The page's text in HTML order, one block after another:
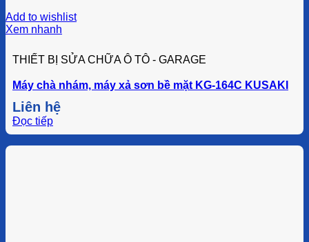
Add to wishlist
Xem nhanh
THIẾT BỊ SỬA CHỮA Ô TÔ - GARAGE
Máy chà nhám, máy xả sơn bề mặt KG-164C KUSAKI
Liên hệ
Đọc tiếp